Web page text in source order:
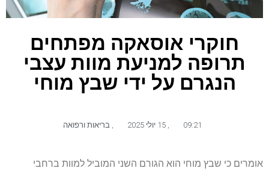
חוקרי אוסאקה מפתחים
תרופה למניעת מוות עצבי
הנגרם על ידי שבץ מוחי
09:21 15 יולי 2025 בריאות ורפואה
אומרים כי שבץ מוחי הוא הגורם השני המוביל למוות ברחבי